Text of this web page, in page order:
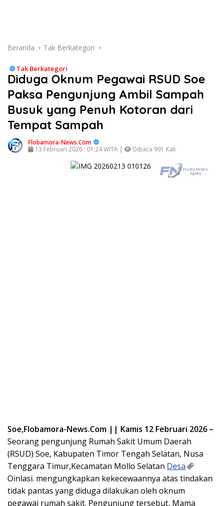
Beranda Tak Berkategori
Tak Berkategori
Diduga Oknum Pegawai RSUD Soe
Paksa Pengunjung Ambil Sampah
Busuk yang Penuh Kotoran dari
Tempat Sampah
Flobamora-News.Com
13 Februari 2026 : 01:24 WITA |
Dibaca 991 Kali
Soe,Flobamora-News.Com || Kamis 12 Februari 2026 –
Seorang pengunjung Rumah Sakit Umum Daerah
(RSUD) Soe, Kabupaten Timor Tengah Selatan, Nusa
Tenggara Timur,Kecamatan Mollo Selatan Desa
Oinlasi. mengungkapkan kekecewaannya atas tindakan
tidak pantas yang diduga dilakukan oleh oknum
pegawai rumah sakit. Pengunjung tersebut, Mama